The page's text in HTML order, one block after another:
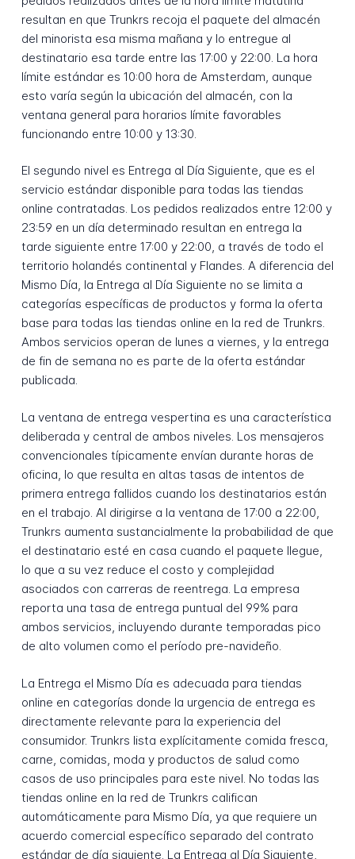
resultan en que Trunkrs recoja el paquete del almacén
del minorista esa misma mañana y lo entregue al
destinatario esa tarde entre las 17:00 y 22:00. La hora
límite estándar es 10:00 hora de Amsterdam, aunque
esto varía según la ubicación del almacén, con la
ventana general para horarios límite favorables
funcionando entre 10:00 y 13:30.
El segundo nivel es Entrega al Día Siguiente, que es el
servicio estándar disponible para todas las tiendas
online contratadas. Los pedidos realizados entre 12:00 y
23:59 en un día determinado resultan en entrega la
tarde siguiente entre 17:00 y 22:00, a través de todo el
territorio holandés continental y Flandes. A diferencia del
Mismo Día, la Entrega al Día Siguiente no se limita a
categorías específicas de productos y forma la oferta
base para todas las tiendas online en la red de Trunkrs.
Ambos servicios operan de lunes a viernes, y la entrega
de fin de semana no es parte de la oferta estándar
publicada.
La ventana de entrega vespertina es una característica
deliberada y central de ambos niveles. Los mensajeros
convencionales típicamente envían durante horas de
oficina, lo que resulta en altas tasas de intentos de
primera entrega fallidos cuando los destinatarios están
en el trabajo. Al dirigirse a la ventana de 17:00 a 22:00,
Trunkrs aumenta sustancialmente la probabilidad de que
el destinatario esté en casa cuando el paquete llegue,
lo que a su vez reduce el costo y complejidad
asociados con carreras de reentrega. La empresa
reporta una tasa de entrega puntual del 99% para
ambos servicios, incluyendo durante temporadas pico
de alto volumen como el período pre-navideño.
La Entrega el Mismo Día es adecuada para tiendas
online en categorías donde la urgencia de entrega es
directamente relevante para la experiencia del
consumidor. Trunkrs lista explícitamente comida fresca,
carne, comidas, moda y productos de salud como
casos de uso principales para este nivel. No todas las
tiendas online en la red de Trunkrs califican
automáticamente para Mismo Día, ya que requiere un
acuerdo comercial específico separado del contrato
estándar de día siguiente. La Entrega al Día Siguiente,